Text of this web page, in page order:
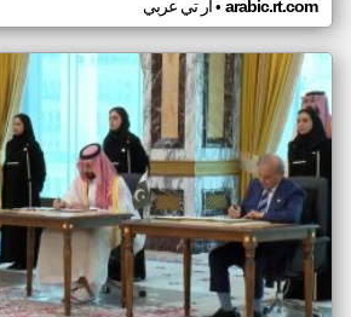
ار تي عربي• arabic.rt.com